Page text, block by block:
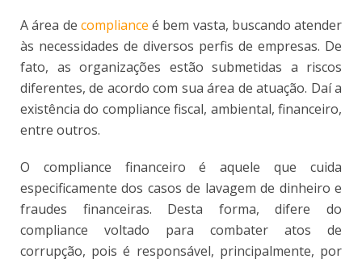
A área de compliance é bem vasta, buscando atender
às necessidades de diversos perfis de empresas. De
fato, as organizações estão submetidas a riscos
diferentes, de acordo com sua área de atuação. Daí a
existência do compliance fiscal, ambiental, financeiro,
entre outros.
O compliance financeiro é aquele que cuida
especificamente dos casos de lavagem de dinheiro e
fraudes financeiras. Desta forma, difere do
compliance voltado para combater atos de
corrupção, pois é responsável, principalmente, por